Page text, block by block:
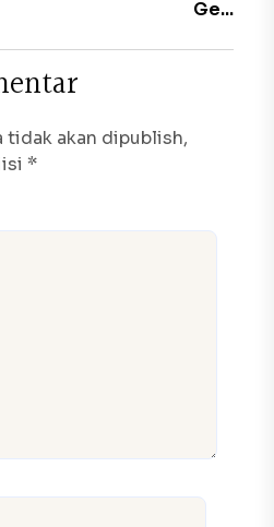
Ge...
entar
tidak akan dipublish,
*